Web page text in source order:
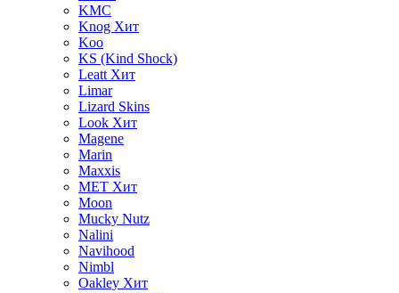
KMC
Knog Хит
Koo
KS (Kind Shock)
Leatt Хит
Limar
Lizard Skins
Look Хит
Magene
Marin
Maxxis
MET Хит
Moon
Mucky Nutz
Nalini
Navihood
Nimbl
Oakley Хит